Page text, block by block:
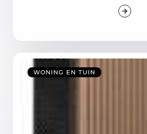
WONING EN TUIN